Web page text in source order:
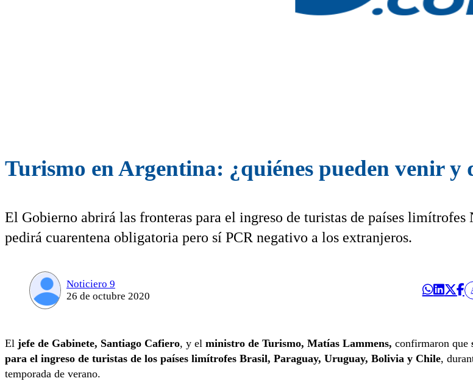
Turismo en Argentina: ¿quiénes pueden venir y
El Gobierno abrirá las fronteras para el ingreso de turistas de países limítrofes
pedirá cuarentena obligatoria pero sí PCR negativo a los extranjeros.
Noticiero 9
26 de octubre 2020
El jefe de Gabinete, Santiago Cafiero, y el ministro de Turismo, Matías Lammens, confirmaron que
para el ingreso de turistas de los países limítrofes Brasil, Paraguay, Uruguay, Bolivia y Chile,
temporada de verano.